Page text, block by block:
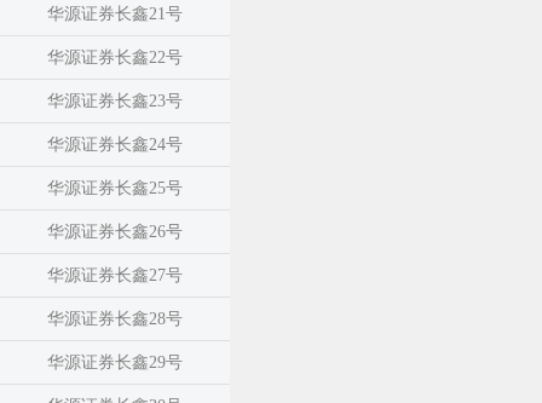
华源证券长鑫21号
华源证券长鑫22号
华源证券长鑫23号
华源证券长鑫24号
华源证券长鑫25号
华源证券长鑫26号
华源证券长鑫27号
华源证券长鑫28号
华源证券长鑫29号